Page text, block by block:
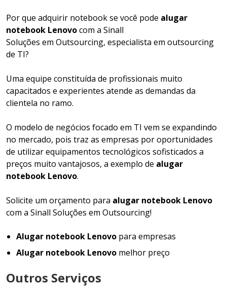
Por que adquirir notebook se você pode alugar
notebook Lenovocom a Sinall
Soluções em Outsourcing, especialista em outsourcing
de TI?
Uma equipe constituída de profissionais muito
capacitados e experientes atende as demandas da
clientela no ramo.
O modelo de negócios focado em TI vem se expandindo
no mercado, pois traz as empresas por oportunidades
de utilizar equipamentos tecnológicos sofisticados a
preços muito vantajosos, a exemplo de alugar
notebook Lenovo.
Solicite um orçamento para alugar notebook Lenovo
com a Sinall Soluções em Outsourcing!
Alugar notebook Lenovo para empresas
Alugar notebook Lenovo melhor preço
Outros Serviços